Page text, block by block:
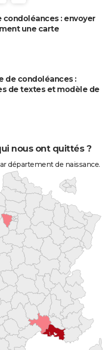
condoléances : envoyer
une carte
de condoléances :
de textes et modèle de
nous ont quittés ?
département de naissance.